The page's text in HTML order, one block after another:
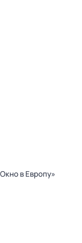
в Европу»